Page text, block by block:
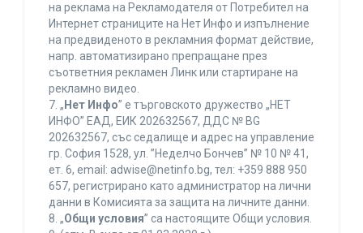
на реклама на Рекламодателя от Потребител на
Интернет страниците на Нет Инфо и изпълнение
на предвиденото в рекламния формат действие,
напр. автоматизирано препращане през
съответния рекламен Линк или стартиране на
рекламно видео.
7. „ Нет Инфо” е търговското дружество „НЕТ
ИНФО” ЕАД, ЕИК 202632567, ДДС № BG
202632567, със седалище и адрес на управление
гр. София 1528, ул. ”Неделчо Бончев” № 10 № 41,
ет. 6, еmail: adwise@netinfo.bg, тел: +359 888 950
657, регистрирано като администратор на лични
данни в Комисията за защита на личните данни.
8. „Общи условия” са настоящите Общи условия.